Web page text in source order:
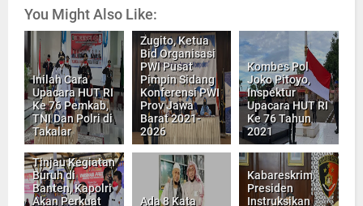
You Might Also Like:
Inilah Cara
Upacara HUT RI
Ke 76 Pemkab,
TNI Dan Polri di
Takalar
Zugito, Ketua
Bid Organisasi
PWI Pusat
Pimpin Sidang
Konferensi PWI
Prov Jawa
Barat 2021-
2026
Kombes Pol
Joko Pitoyo,
Inspektur
Upacara HUT RI
Ke 76 Tahun
2021
Tinjau Kegiatan
Buruh di
Banten, Kapolri
Akan Perkuat
Ada 8 Kata
Kabareskrim,
Presiden
Instruksikan